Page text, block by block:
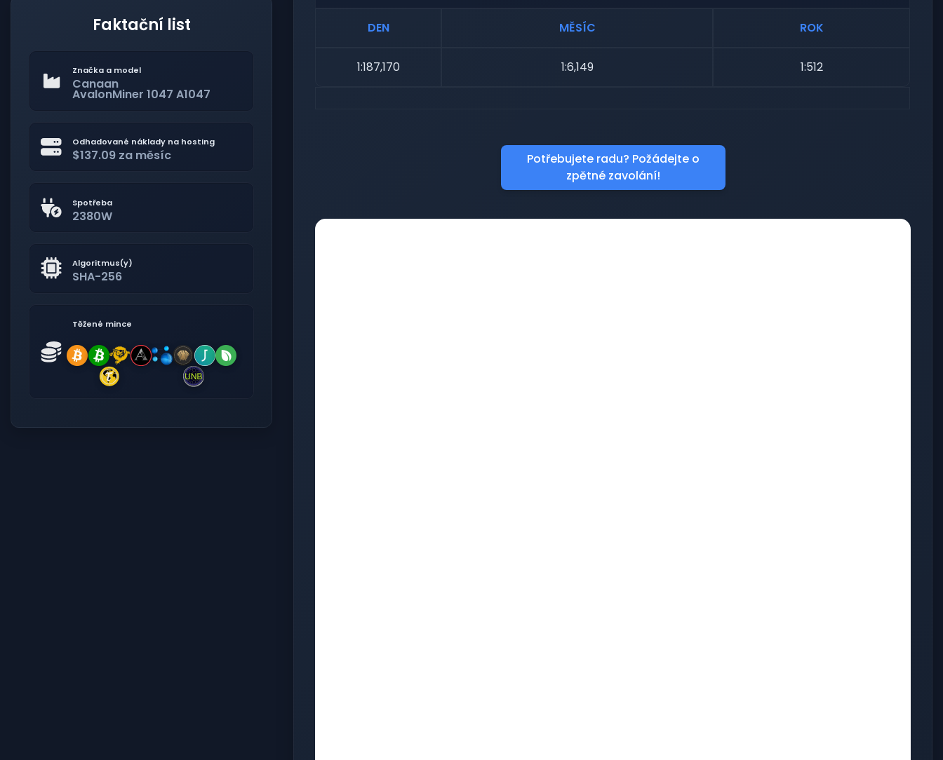
Faktační list
Značka a model
Canaan
AvalonMiner 1047 A1047
Odhadované náklady na hosting
$137.09 za měsíc
Spotřeba
2380W
Algoritmus(y)
SHA-256
Těžené mince
DEN MĚSÍC ROK
1:187,170 1:6,149 1:512
Potřebujete radu? Požádejte o
zpětné zavolání!